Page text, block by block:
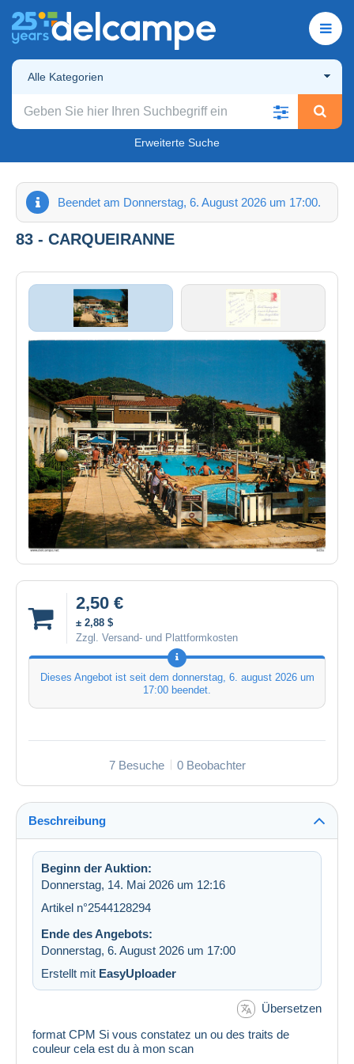
Alle Kategorien
Erweiterte Suche
Beendet am Donnerstag, 6. August 2026 um 17:00.
83 - CARQUEIRANNE
2,50 €
± 2,88 $
Zzgl. Versand- und Plattformkosten
Dieses Angebot ist seit dem donnerstag, 6. august 2026 um
17:00 beendet.
7 Besuche 0 Beobachter
Beschreibung
Beginn der Auktion:
Donnerstag, 14. Mai 2026 um 12:16
Artikel n°2544128294
Ende des Angebots:
Donnerstag, 6. August 2026 um 17:00
Erstellt mit EasyUploader
Übersetzen
format CPM Si vous constatez un ou des traits de
couleur cela est du à mon scan